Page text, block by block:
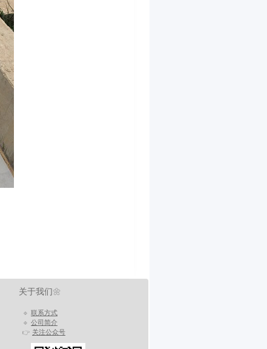
关于我们🌼
🔹 联系方式
🔹 公司简介
👉 关注公众号